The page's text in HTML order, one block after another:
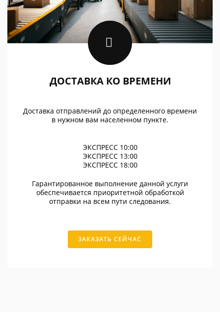
ДОСТАВКА КО ВРЕМЕНИ
Доставка отправлений до определенного времени
в нужном вам населенном пункте.
ЭКСПРЕСС 10:00
ЭКСПРЕСС 13:00
ЭКСПРЕСС 18:00
Гарантированное выполнение данной услуги
обеспечивается приоритетной обработкой
отправки на всем пути следования.
ЗАКАЗАТЬ СЕЙЧАС